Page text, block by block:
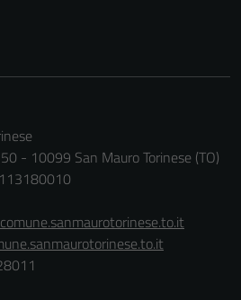
- 10099 San Mauro Torinese (TO)